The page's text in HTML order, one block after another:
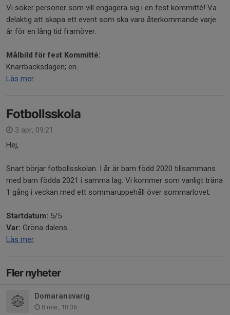
Vi söker personer som vill engagera sig i en fest kommitté! Va
delaktig att skapa ett event som ska vara återkommande varje
år för en lång tid framöver.
Målbild för fest Kommitté:
Knarrbacksdagen; en...
Läs mer
Fotbollsskola
3 apr, 09:21
Hej,
Snart börjar fotbollsskolan. I år är barn född 2020 tillsammans
med barn födda 2021 i samma lag. Vi kommer som vanligt träna
1 gång i veckan med ett sommaruppehåll över sommarlovet.
Startdatum: 5/5
Var: Gröna dalens...
Läs mer
Fler nyheter
Domaransvarig
8 mar, 18:36